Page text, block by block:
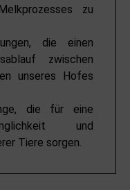
zu
die einen
zwischen
unseres Hofes
die für eine
und
Tiere sorgen.